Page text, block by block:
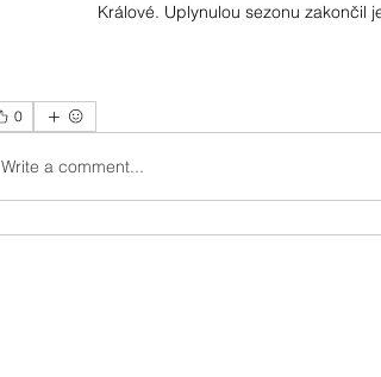
Králové. Uplynulou sezonu zakončil
0
Write a comment...